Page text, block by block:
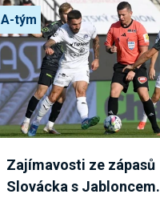
Zajímavosti ze zápasů
Slovácka s Jabloncem.
A-tým